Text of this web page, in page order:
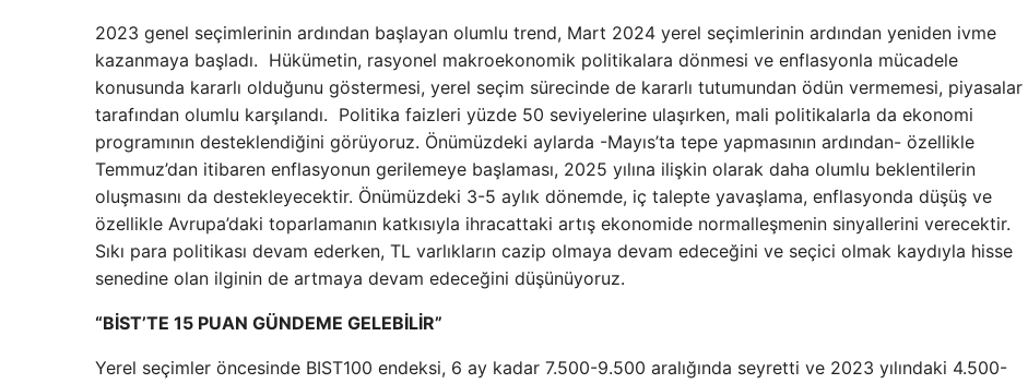
2023 genel seçimlerinin ardından başlayan olumlu trend, Mart 2024 yerel seçimlerinin ardından yeniden ivme
kazanmaya başladı. Hükümetin, rasyonel makroekonomik politikalara dönmesi ve enflasyonla mücadele
konusunda kararlı olduğunu göstermesi, yerel seçim sürecinde de kararlı tutumundan ödün vermemesi, piyasalar
tarafından olumlu karşılandı. Politika faizleri yüzde 50 seviyelerine ulaşırken, mali politikalarla da ekonomi
programının desteklendiğini görüyoruz. Önümüzdeki aylarda -Mayıs’ta tepe yapmasının ardından- özellikle
Temmuz’dan itibaren enflasyonun gerilemeye başlaması, 2025 yılına ilişkin olarak daha olumlu beklentilerin
oluşmasını da destekleyecektir. Önümüzdeki 3-5 aylık dönemde, iç talepte yavaşlama, enflasyonda düşüş ve
özellikle Avrupa’daki toparlamanın katkısıyla ihracattaki artış ekonomide normalleşmenin sinyallerini verecektir.
Sıkı para politikası devam ederken, TL varlıkların cazip olmaya devam edeceğini ve seçici olmak kaydıyla hisse
senedine olan ilginin de artmaya devam edeceğini düşünüyoruz.
“BİST’TE 15 PUAN GÜNDEME GELEBİLİR”
Yerel seçimler öncesinde BIST100 endeksi, 6 ay kadar 7.500-9.500 aralığında seyretti ve 2023 yılındaki 4.500-